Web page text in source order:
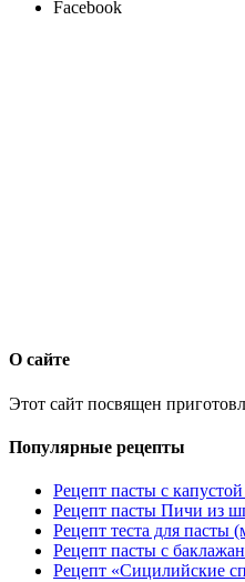
Facebook
О сайте
Этот сайт посвящен
Популярные рецепты
Рецепт пасты с
Рецепт пасты Пичи из
Рецепт теста для пасты
Рецепт пасты с
Рецепт «Сицилийские